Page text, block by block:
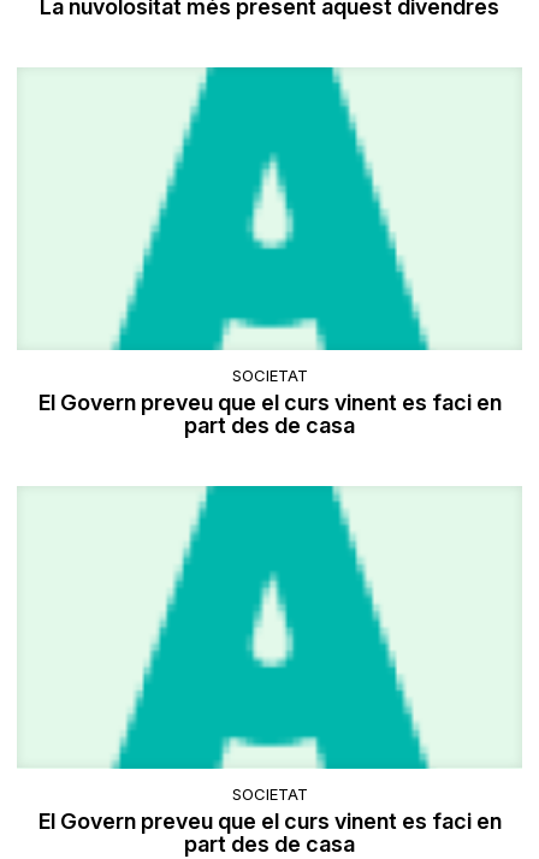
La nuvolositat més present aquest divendres
SOCIETAT
El Govern preveu que el curs vinent es faci en
part des de casa
SOCIETAT
El Govern preveu que el curs vinent es faci en
part des de casa